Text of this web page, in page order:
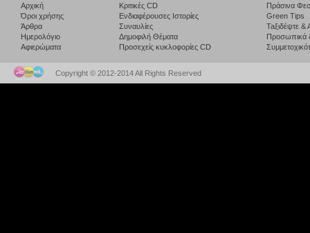
Αρχική
Όροι χρήσης
Άρθρα
Ημερολόγιο
Αφιερώματα
Κριτικές CD
Ενδιαφέρουσες Ιστορίες
Συναυλίες
Δημοφιλή Θέματα
Προσεχείς κυκλοφορίες CD
Πράσινα
Green Tips
Taξιδέψτε
Προσωπικά
Copyright © 2012-2014 All Rights Reserved